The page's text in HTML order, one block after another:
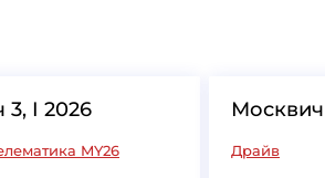
3, I 2026
MY26 Драйв